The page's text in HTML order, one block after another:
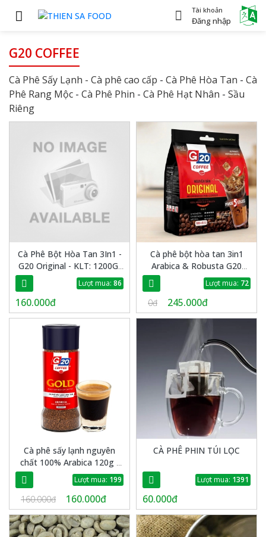
Tài khoản
Đăng nhập
G20 COFFEE
Cà Phê Sấy Lạnh - Cà phê cao cấp - Cà Phê Hòa Tan - Cà
Phê Rang Mộc - Cà Phê Phin - Cà Phê Hạt Nhân - Sầu
Riêng
Cà Phê Bột Hòa Tan 3In1 -
G20 Original - KLT: 1200G/
Túi/60 GóiLượt mua: 86
160.000đ
Cà phê bột hòa tan 3in1
Arabica & Robusta G20
Original - KLT:
1700G/túi/105 gói
Lượt mua: 72
0đ 245.000đ
Cà phê sấy lạnh nguyên
chất 100% Arabica 120g -
Thiên Sa G20
Lượt mua: 199
160.000đ 160.000đ
CÀ PHÊ PHIN TÚI LỌC
Lượt mua: 1391
60.000đ